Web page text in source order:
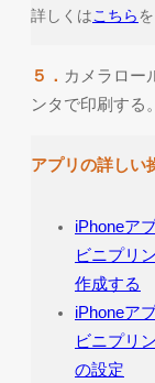
詳しくはこちら
５． カメラロー
ンタで印刷する。
アプリの詳しい
iPhoneア
ビニプリ
作成する
iPhoneア
ビニプリ
の設定